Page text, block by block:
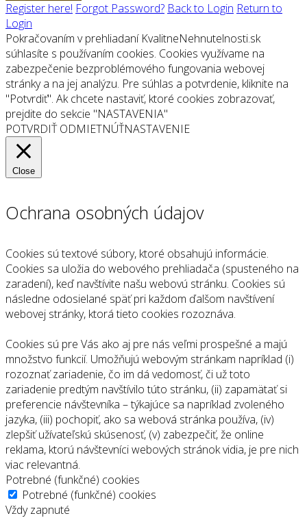
Register here! Forgot Password? Back to Login Return to
Login
Pokračovaním v prehliadaní KvalitneNehnutelnosti.sk
súhlasíte s používaním cookies. Cookies využívame na
zabezpečenie bezproblémového fungovania webovej
stránky a na jej analýzu. Pre súhlas a potvrdenie, kliknite na
"Potvrdiť". Ak chcete nastaviť, ktoré cookies zobrazovať,
prejdite do sekcie "NASTAVENIA"
POTVRDIŤ ODMIETNÚŤNASTAVENIE
Close
Ochrana osobných údajov
Cookies sú textové súbory, ktoré obsahujú informácie.
Cookies sa uložia do webového prehliadača (spusteného na
zaradení), keď navštívite našu webovú stránku. Cookies sú
následne odosielané späť pri každom ďalšom navštívení
webovej stránky, ktorá tieto cookies rozoznáva.
Cookies sú pre Vás ako aj pre nás veľmi prospešné a majú
množstvo funkcií. Umožňujú webovým stránkam napríklad (i)
rozoznať zariadenie, čo im dá vedomosť, či už toto
zariadenie predtým navštívilo túto stránku, (ii) zapamätať si
preferencie návštevníka – týkajúce sa napríklad zvoleného
jazyka, (iii) pochopiť, ako sa webová stránka používa, (iv)
zlepšiť užívateľskú skúsenosť, (v) zabezpečiť, že online
reklama, ktorú návštevníci webových stránok vidia, je pre nich
viac relevantná.
Potrebné (funkčné) cookies
Potrebné (funkčné) cookies
Vždy zapnuté